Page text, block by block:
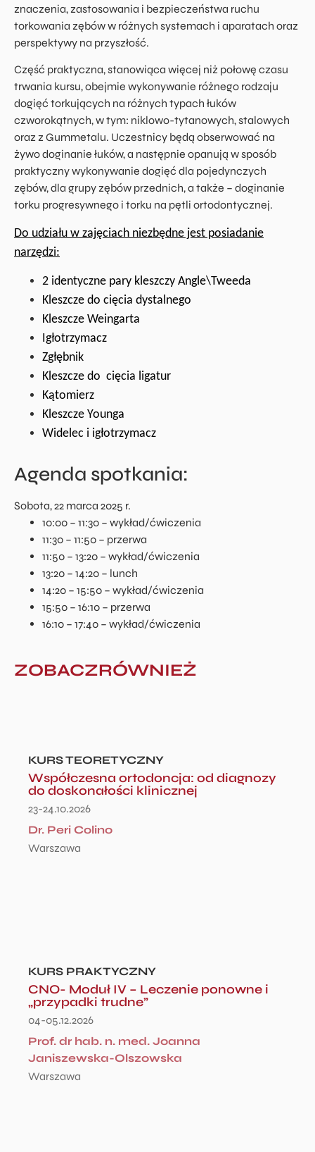
znaczenia, zastosowania i bezpieczeństwa ruchu
torkowania zębów w różnych systemach i aparatach oraz
perspektywy na przyszłość.
Część praktyczna, stanowiąca więcej niż połowę czasu
trwania kursu, obejmie wykonywanie różnego rodzaju
dogięć torkujących na różnych typach łuków
czworokątnych, w tym: niklowo-tytanowych, stalowych
oraz z Gummetalu. Uczestnicy będą obserwować na
żywo doginanie łuków, a następnie opanują w sposób
praktyczny wykonywanie dogięć dla pojedynczych
zębów, dla grupy zębów przednich, a także – doginanie
torku progresywnego i torku na pętli ortodontycznej.
Do udziału w zajęciach niezbędne jest posiadanie
narzędzi:
2 identyczne pary kleszczy Angle\Tweeda
Kleszcze do cięcia dystalnego
Kleszcze Weingarta
Igłotrzymacz
Zgłębnik
Kleszcze do cięcia ligatur
Kątomierz
Kleszcze Younga
Widelec i igłotrzymacz
Agenda spotkania:
Sobota, 22 marca 2025 r.
10:00 – 11:30 – wykład/ćwiczenia
11:30 – 11:50 – przerwa
11:50 – 13:20 – wykład/ćwiczenia
13:20 – 14:20 – lunch
14:20 – 15:50 – wykład/ćwiczenia
15:50 – 16:10 – przerwa
16:10 – 17:40 – wykład/ćwiczenia
ZOBACZRÓWNIEŻ
KURS TEORETYCZNY
Współczesna ortodoncja: od diagnozy
do doskonałości klinicznej
23-24.10.2026
Dr. Peri Colino
Warszawa
KURS PRAKTYCZNY
CNO- Moduł IV – Leczenie ponowne i
„przypadki trudne”
04-05.12.2026
Prof. dr hab. n. med. Joanna
Janiszewska-Olszowska
Warszawa